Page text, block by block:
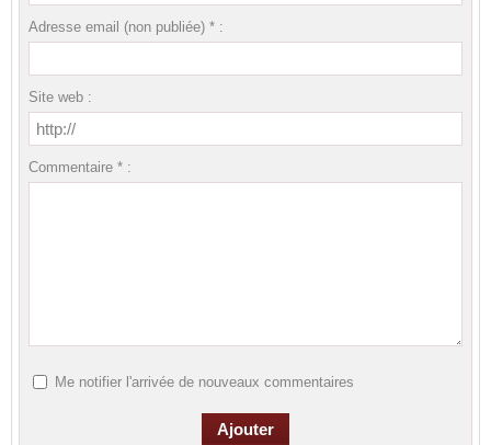
Adresse email (non publiée) * :
Site web :
Commentaire * :
Me notifier l'arrivée de nouveaux commentaires